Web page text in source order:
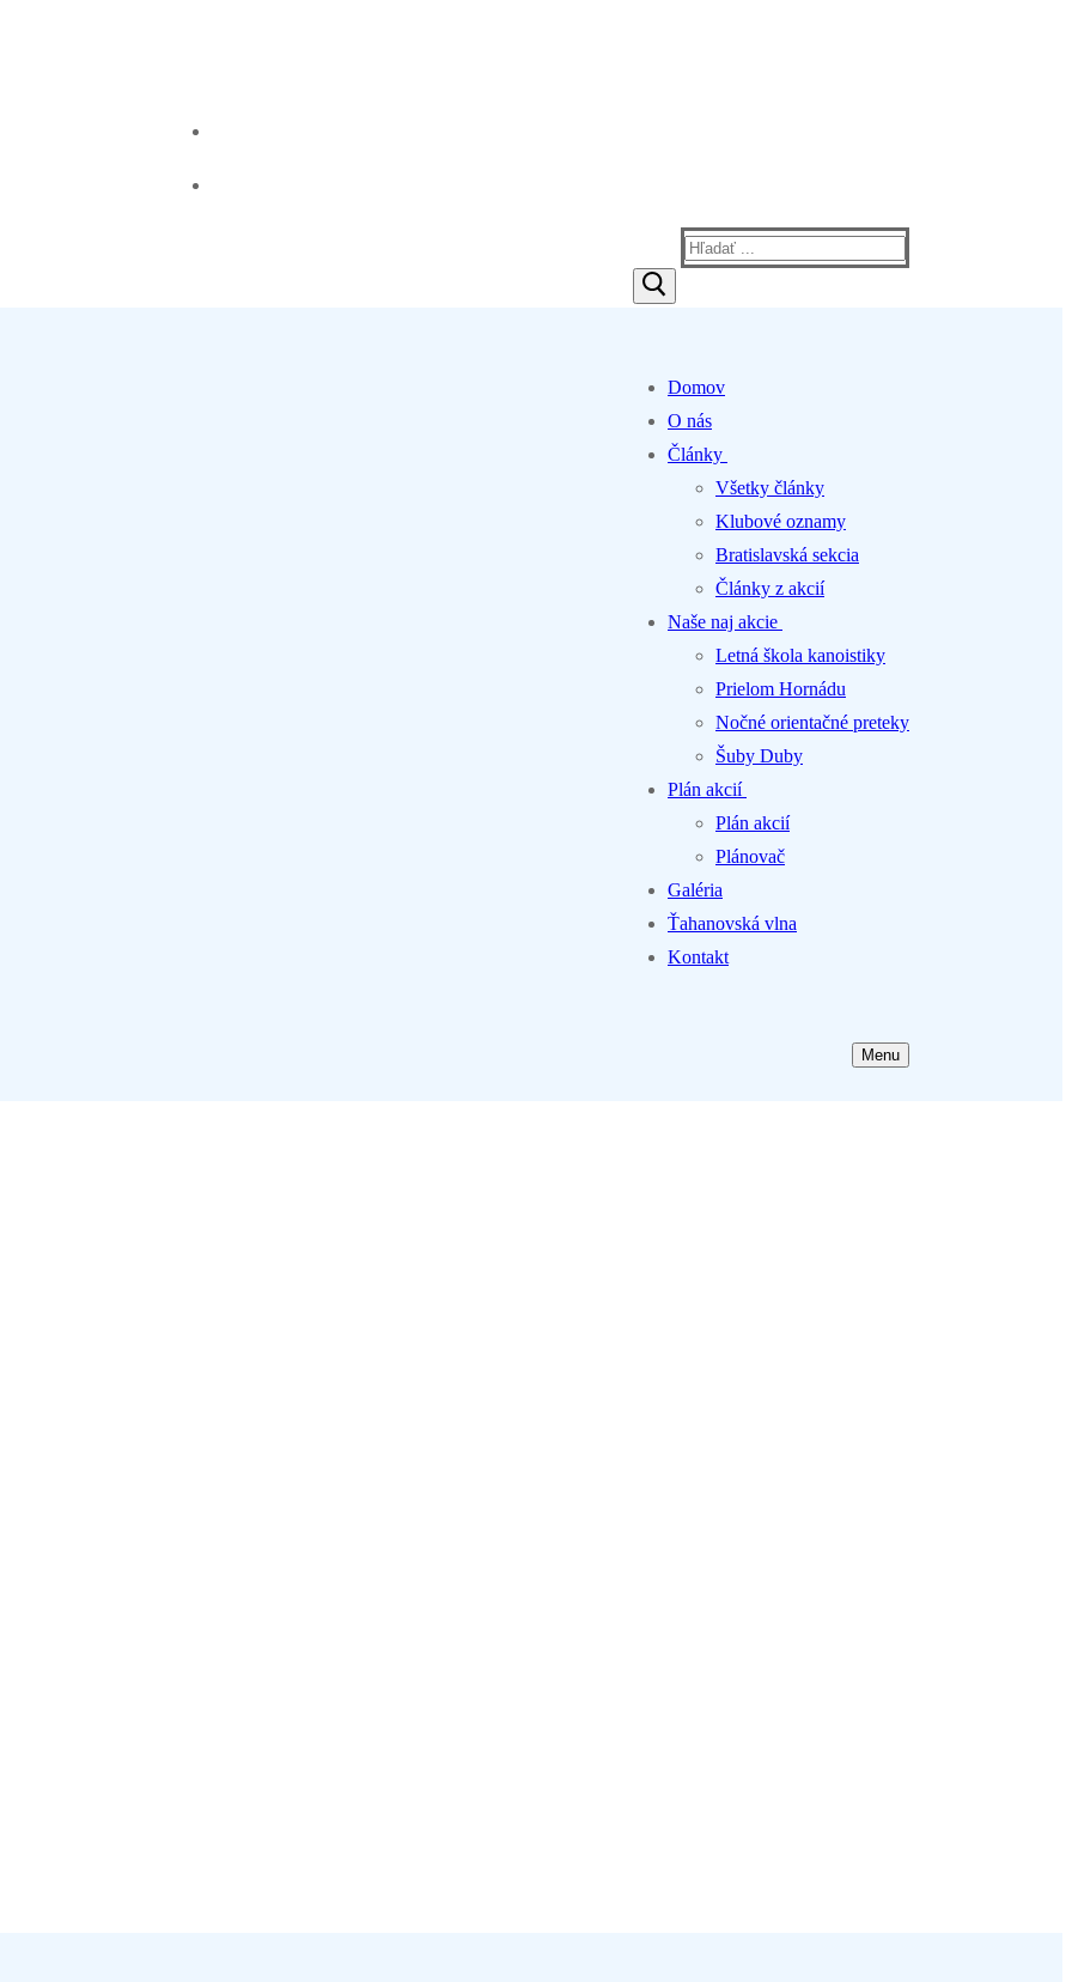
Hľadať:
Domov
O nás
Články
Všetky články
Klubové oznamy
Bratislavská sekcia
Články z akcií
Naše naj akcie
Letná škola kanoistiky
Prielom Hornádu
Nočné orientačné preteky
Šuby Duby
Plán akcií
Plán akcií
Plánovač
Galéria
Ťahanovská vlna
Kontakt
Menu